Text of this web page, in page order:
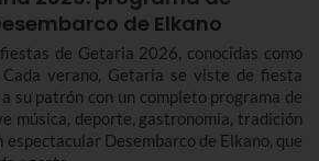
de Elkano
de Getaria 2026, conocidas como
verano, Getaria se viste de fiesta
su patrón con un completo programa de
música, deporte, gastronomía, tradición
espectacular Desembarco de Elkano, que